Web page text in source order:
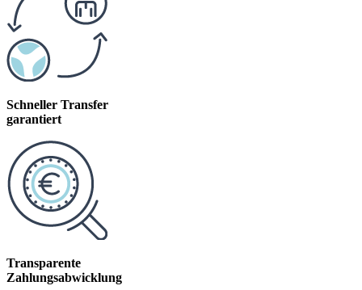
Schneller Transfer
garantiert
Transparente
Zahlungsabwicklung